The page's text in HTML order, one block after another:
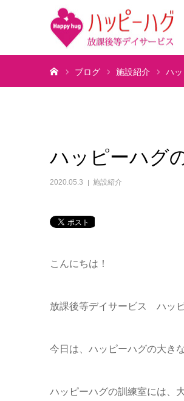
ブログ 施設紹介 ハ
ハッピーハグ
2020.05.3 施設紹介
こんにちは！
放課後等デイサービス ハッ
今日は、ハッピーハグの大き
ハッピーハグの訓練室には、